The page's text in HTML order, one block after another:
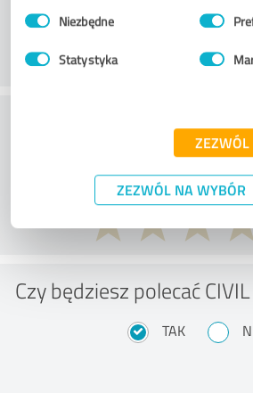
Wybór
zgody Niezbędne
Statystyka
ZEZWÓL NA WYBÓR
What do you think of
performance
Czy będziesz polecać
TAK